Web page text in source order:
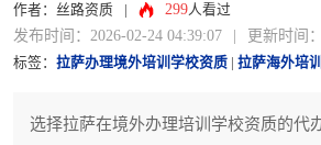
作者：丝路资质 299人看过
发布时间：2026-02-24 04:39:07 更新时间
标签： 拉萨办理境外培训学校资质 拉萨海外培
选择拉萨在境外办理培训学校资质的代